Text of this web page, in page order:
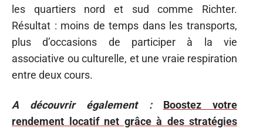
les quartiers nord et sud comme Richter.
Résultat : moins de temps dans les transports,
plus d’occasions de participer à la vie
associative ou culturelle, et une vraie respiration
entre deux cours.
A découvrir également :
Boostez votre
rendement locatif net grâce à des stratégies